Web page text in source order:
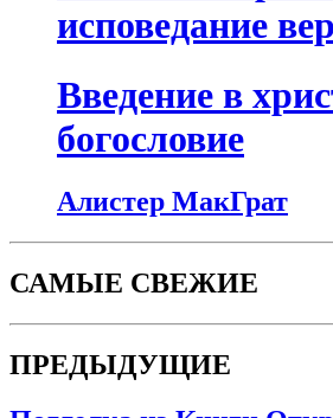
исповедание
Введение в
богословие
Алистер МакГрат
САМЫЕ СВЕЖИЕ
ПРЕДЫДУЩИЕ